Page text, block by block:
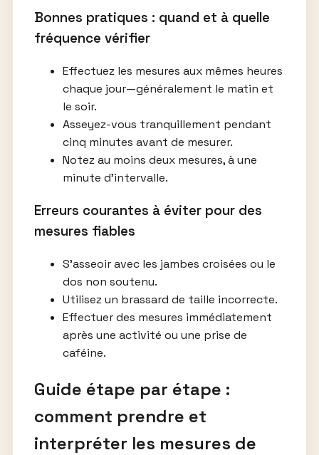
Bonnes pratiques : quand et à quelle
fréquence vérifier
Effectuez les mesures aux mêmes heures
chaque jour—généralement le matin et
le soir.
Asseyez-vous tranquillement pendant
cinq minutes avant de mesurer.
Notez au moins deux mesures, à une
minute d’intervalle.
Erreurs courantes à éviter pour des
mesures fiables
S’asseoir avec les jambes croisées ou le
dos non soutenu.
Utilisez un brassard de taille incorrecte.
Effectuer des mesures immédiatement
après une activité ou une prise de
caféine.
Guide étape par étape :
comment prendre et
interpréter les mesures de